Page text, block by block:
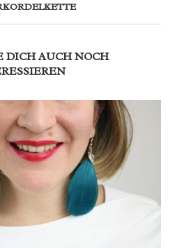
DICH AUCH NOCH